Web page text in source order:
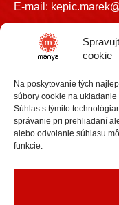
cookie
Na poskytovanie tých
súbory cookie na
Súhlas s týmito
správanie pri prehliadaní
alebo odvolanie súhlasu
funkcie.
E-mail:
+421 918
info@manya.sk